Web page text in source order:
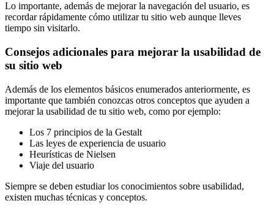
Lo importante, además de mejorar la navegación del usuario, es
recordar rápidamente cómo utilizar tu sitio web aunque lleves
tiempo sin visitarlo.
Consejos adicionales para mejorar la usabilidad de
su sitio web
Además de los elementos básicos enumerados anteriormente, es
importante que también conozcas otros conceptos que ayuden a
mejorar la usabilidad de tu sitio web, como por ejemplo:
Los 7 principios de la Gestalt
Las leyes de experiencia de usuario
Heurísticas de Nielsen
Viaje del usuario
Siempre se deben estudiar los conocimientos sobre usabilidad,
existen muchas técnicas y conceptos.